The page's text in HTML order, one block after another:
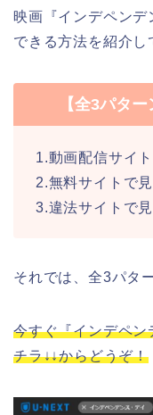
映画『インデペン
できる方法を紹介し
【全3パタ
1.動画配信サイ
2.無料サイトで
3.違法サイトで
それでは、全3パタ
今すぐ『インデペ
チラ↓↓からどうぞ！